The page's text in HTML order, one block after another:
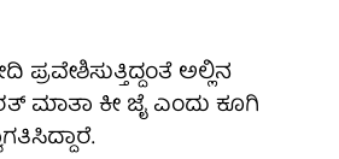
ಅಲ್ಲಿನ
ಮಾತಾ ಕೀ ಜೈ ಎಂದು ಕೂಗಿ